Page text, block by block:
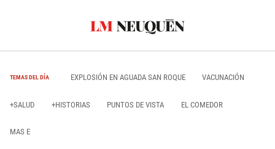
TEMAS DEL DÍA EXPLOSIÓN EN AGUADA SAN ROQUE VACUNACIÓN
+SALUD +HISTORIAS PUNTOS DE VISTA EL COMEDOR
MAS E